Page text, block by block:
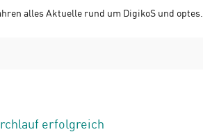
alles Aktuelle rund um DigikoS und optes.
erfolgreich